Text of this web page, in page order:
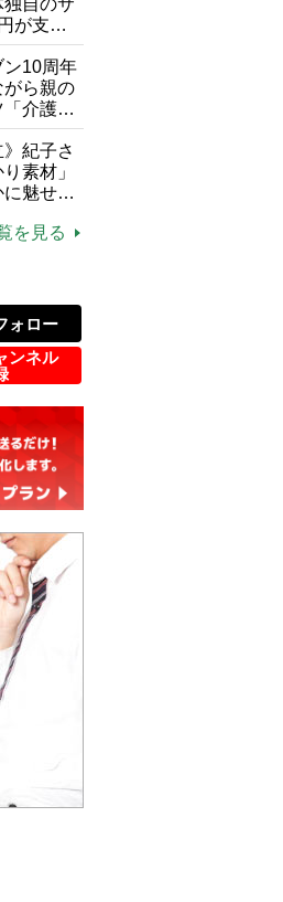
自のサ
が支給
【FP解
ン10周年
がら親の
介護は
も…3つ
て考えて
祉士解
》紀子さ
素材」
魅せる
を見る
ォロー
ンネル